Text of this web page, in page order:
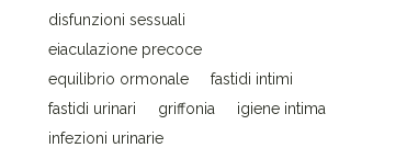
disfunzioni sessuali
eiaculazione precoce
equilibrio ormonale
fastidi intimi
fastidi urinari
griffonia
igiene intima
infezioni urinarie